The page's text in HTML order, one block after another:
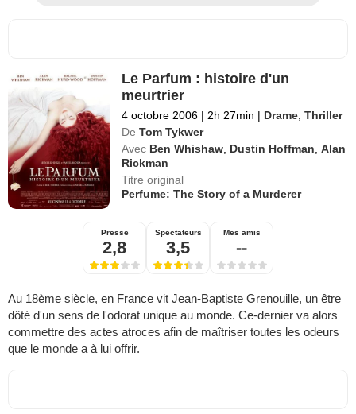
Le Parfum : histoire d'un
meurtrier
4 octobre 2006 | 2h 27min | Drame,Thriller
De Tom Tykwer
Avec Ben Whishaw, Dustin Hoffman,Alan
Rickman
Titre original
Perfume: The Story of a Murderer
Presse
2,8
Spectateurs
3,5
Mes amis
--
Au 18ème siècle, en France vit Jean-Baptiste Grenouille, un être
dôté d'un sens de l'odorat unique au monde. Ce-dernier va alors
commettre des actes atroces afin de maîtriser toutes les odeurs
que le monde a à lui offrir.